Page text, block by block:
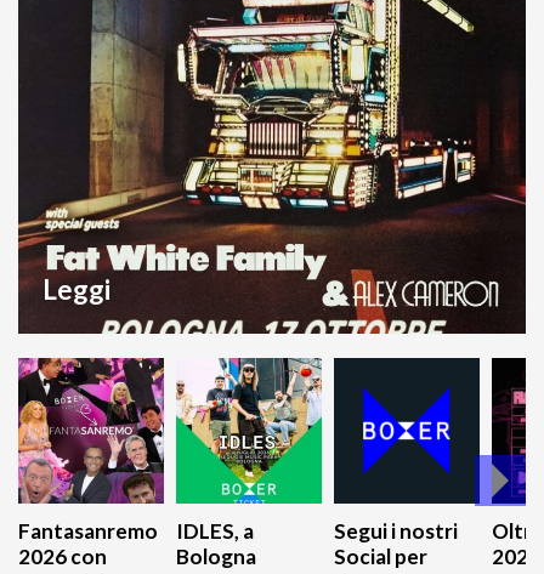
Leggi
Fantasanremo
2026 con
IDLES, a
Bologna
Segui i nostri
Social per
2025